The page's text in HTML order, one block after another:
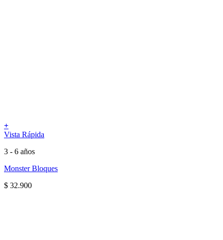
+
Vista Rápida
3 - 6 años
Monster Bloques
$ 32.900